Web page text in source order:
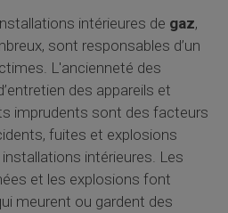
intérieures de gaz,
sont responsables d’un
L'ancienneté des
des appareils et
imprudents sont des facteurs
fuites et explosions
intérieures. Les
et les explosions font
meurent ou gardent des